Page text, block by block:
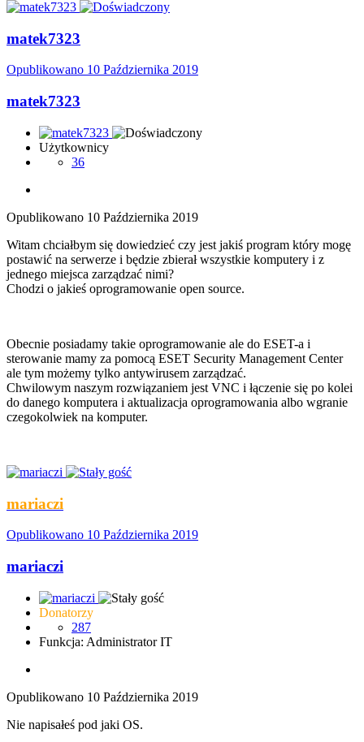
matek7323
Opublikowano 10 Października 2019
matek7323
Użytkownicy
36
Opublikowano 10 Października 2019
Witam chciałbym się dowiedzieć czy jest jakiś program który mogę
postawić na serwerze i będzie zbierał wszystkie komputery i z
jednego miejsca zarządzać nimi?
Chodzi o jakieś oprogramowanie open source.
Obecnie posiadamy takie oprogramowanie ale do ESET-a i
sterowanie mamy za pomocą ESET Security Management Center
ale tym możemy tylko antywirusem zarządzać.
Chwilowym naszym rozwiązaniem jest VNC i łączenie się po kolei
do danego komputera i aktualizacja oprogramowania albo wgranie
czegokolwiek na komputer.
mariaczi
Opublikowano 10 Października 2019
mariaczi
Donatorzy
287
Funkcja: Administrator IT
Opublikowano 10 Października 2019
Nie napisałeś pod jaki OS.